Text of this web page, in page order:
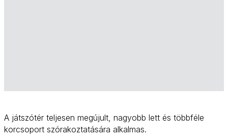
A játszótér teljesen megújult, nagyobb lett és többféle
korcsoport szórakoztatására alkalmas.